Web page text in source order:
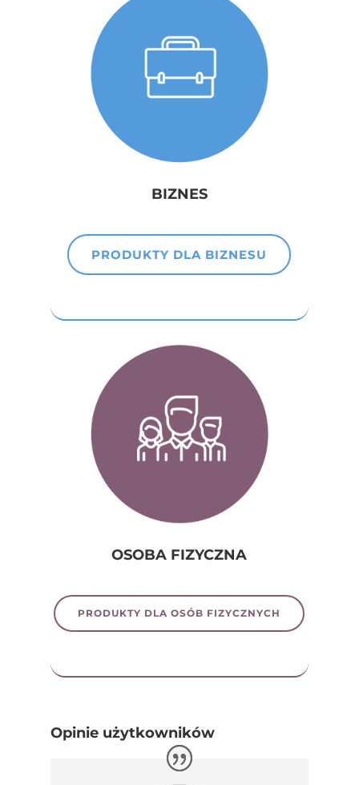
BIZNES
PRODUKTY DLA BIZNESU
OSOBA FIZYCZNA
PRODUKTY DLA OSÓB FIZYCZNYCH
Opinie użytkowników